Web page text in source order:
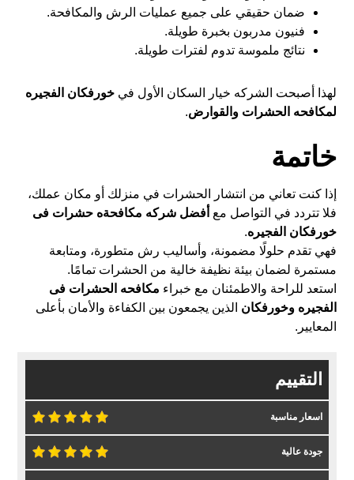
ضمان حقيقي على جميع عمليات الرش والمكافحة.
فنيون مدربون بخبرة طويلة.
نتائج ملموسة تدوم لفترات طويلة.
لهذا أصبحت الشركه خيار السكان الأول فيخورفكان الفجيره
لمكافحه الحشرات والقوارض.
خاتمة
إذا كنت تعاني من انتشار الحشرات في منزلك أو مكان عملك،
فلا تتردد في التواصل مع أفضل شركه مكافحةه حشرات فى
خورفكان الفجيره.
فهي تقدم حلولًا مضمونة، وأساليب رش متطورة، ومتابعة
مستمرة لضمان بيئة نظيفة خالية من الحشرات تمامًا.
استعد للراحة والاطمئنان مع خبراء مكافحه الحشرات فى
الفجيره وخورفكان الذين يجمعون بين الكفاءة والأمان بأعلى
المعايير.
التقييم
اسعار مناسبة
جودة عالية